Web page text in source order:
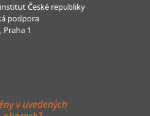
České republiky
podpora
Praha 1
v uvedených